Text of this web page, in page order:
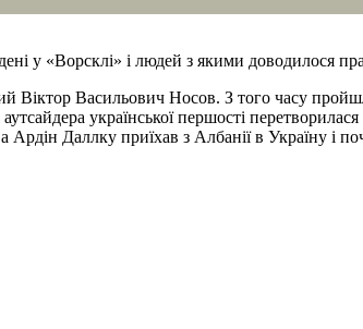
у «Ворсклі» і людей з якими доводилося
Віктор Васильович Носов. З того часу
української першості перетворилася
Даллку приїхав з Албанії в Україну і